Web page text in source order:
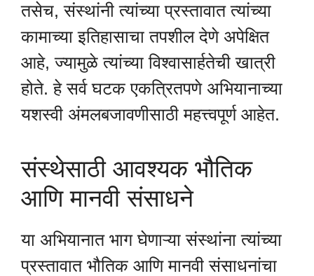
तसेच, संस्थांनी त्यांच्या प्रस्तावात त्यांच्या
कामाच्या इतिहासाचा तपशील देणे अपेक्षित
आहे, ज्यामुळे त्यांच्या विश्वासार्हतेची खात्री
होते. हे सर्व घटक एकत्रितपणे अभियानाच्या
यशस्वी अंमलबजावणीसाठी महत्त्वपूर्ण आहेत.
संस्थेसाठी आवश्यक भौतिक
आणि मानवी संसाधने
या अभियानात भाग घेणाऱ्या संस्थांना त्यांच्या
प्रस्तावात भौतिक आणि मानवी संसाधनांचा